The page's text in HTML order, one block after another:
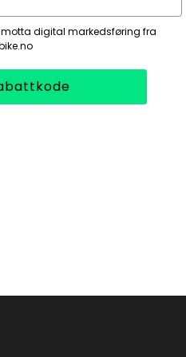
digital markedsføring fra